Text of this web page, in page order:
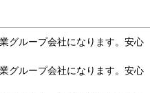
グループ会社になります。安心
グループ会社になります。安心